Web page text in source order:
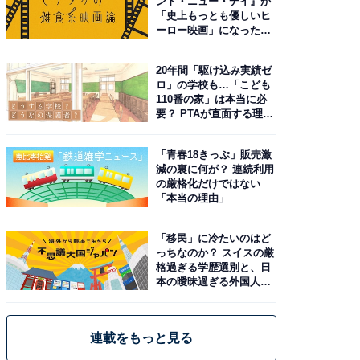
「史上もっとも優しいヒ
ーロー映画」になった理
20年間「駆け込み実績ゼ
ロ」の学校も…「こども
110番の家」は本当に必
要？ PTAが直面する理想
「青春18きっぷ」販売激
減の裏に何が？ 連続利用
の厳格化だけではない
「本当の理由」
「移民」に冷たいのはど
っちなのか？ スイスの厳
格過ぎる学歴選別と、日
本の曖昧過ぎる外国人政
連載をもっと見る